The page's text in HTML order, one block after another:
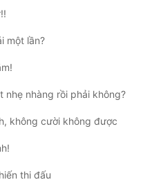
một lần?
nhẹ nhàng rồi phải không?
không cười không được
thi đấu